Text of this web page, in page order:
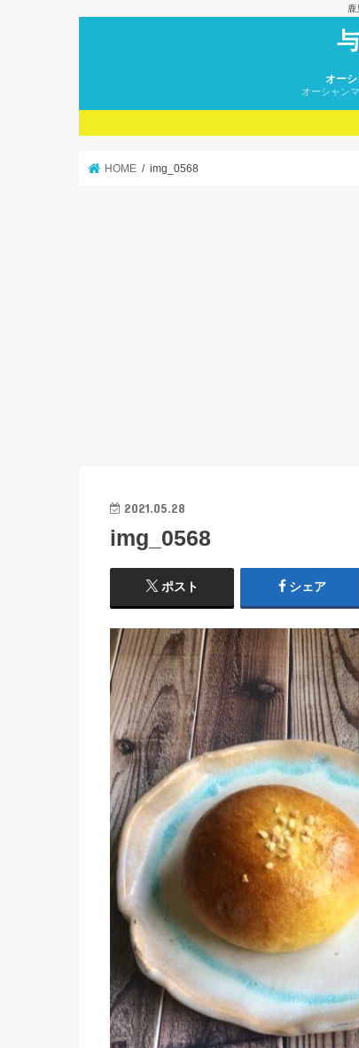
鹿
オー
オーシャン
HOME img_0568
2021.05.28
img_0568
ポスト シェア